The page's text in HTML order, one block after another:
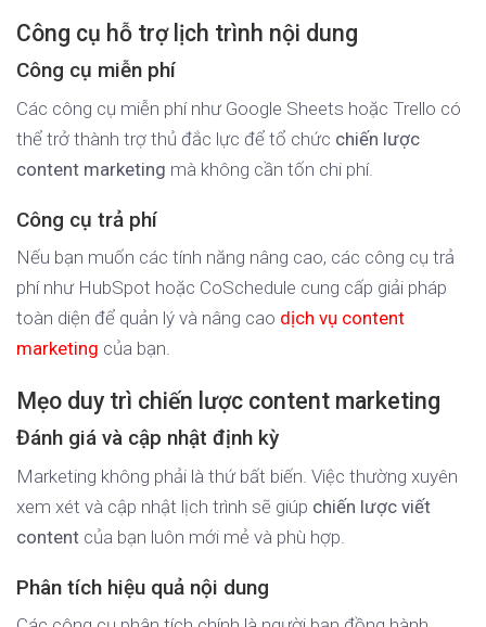
Công cụ hỗ trợ lịch trình nội dung
Công cụ miễn phí
Các công cụ miễn phí như Google Sheets hoặc Trello có
thể trở thành trợ thủ đắc lực để tổ chức chiến lược
content marketing mà không cần tốn chi phí.
Công cụ trả phí
Nếu bạn muốn các tính năng nâng cao, các công cụ trả
phí như HubSpot hoặc CoSchedule cung cấp giải pháp
toàn diện để quản lý và nâng cao dịch vụ content
marketing của bạn.
Mẹo duy trì chiến lược content marketing
Đánh giá và cập nhật định kỳ
Marketing không phải là thứ bất biến. Việc thường xuyên
xem xét và cập nhật lịch trình sẽ giúp chiến lược viết
content của bạn luôn mới mẻ và phù hợp.
Phân tích hiệu quả nội dung